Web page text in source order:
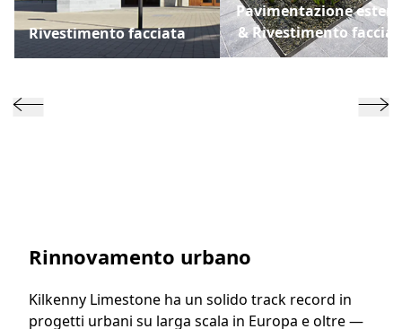
Rivestimento facciata
Pavimentazione
& Rivestimento
Rinnovamento urbano
Kilkenny Limestone ha un solido track record in
progetti urbani su larga scala in Europa e oltre —